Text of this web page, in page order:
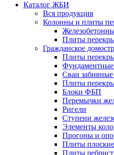
Каталог ЖБИ
Вся продукция
Колонны и плиты
Плиты
Гражданское
Плиты
Сваи
Плиты
Блоки ФБП
Перемычки
Ригели
Ступени
Элементы
Прогоны и
Плиты
Плиты